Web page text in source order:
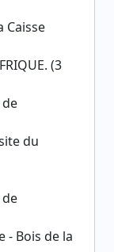
Caisse
(3
du
- Bois de la